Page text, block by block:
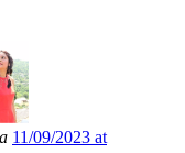
11/09/2023 at